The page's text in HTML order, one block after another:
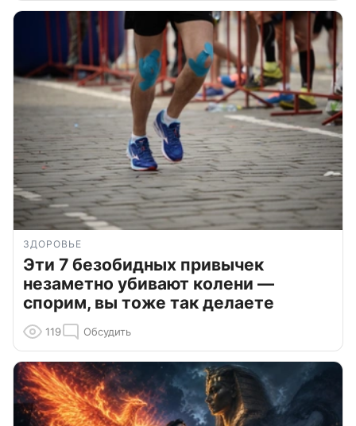
ЗДОРОВЬЕ
Эти 7 безобидных привычек
незаметно убивают колени —
спорим, вы тоже так делаете
119 Обсудить